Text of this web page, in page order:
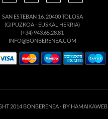
SAN ESTEBAN 16, 20400 TOLOSA
(GIPUZKOA - EUSKAL HERRIA)
(+34) 943.65.28.81
INFO@BONBERENEA.COM
2014 BONBERENEA - BY HAMAIKAWEB